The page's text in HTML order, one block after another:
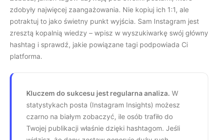
zdobyły najwięcej zaangażowania. Nie kopiuj ich 1:1, ale
potraktuj to jako świetny punkt wyjścia. Sam Instagram jest
zresztą kopalnią wiedzy – wpisz w wyszukiwarkę swój główny
hashtag i sprawdź, jakie powiązane tagi podpowiada Ci
platforma.
Kluczem do sukcesu jest regularna analiza. W
statystykach posta (Instagram Insights) możesz
czarno na białym zobaczyć, ile osób trafiło do
Twojej publikacji właśnie dzięki hashtagom. Jeśli